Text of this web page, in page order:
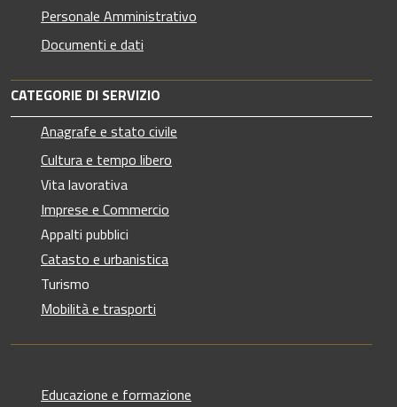
Personale Amministrativo
Documenti e dati
CATEGORIE DI SERVIZIO
Anagrafe e stato civile
Cultura e tempo libero
Vita lavorativa
Imprese e Commercio
Appalti pubblici
Catasto e urbanistica
Turismo
Mobilità e trasporti
Educazione e formazione